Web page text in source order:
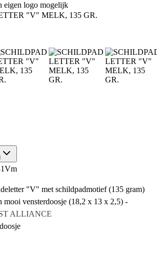
eigen logo mogelijk
"V" met schildpadmotief (135 gram)
mooi vensterdoosje (18,2 x 13 x 2,5) -
ALLIANCE